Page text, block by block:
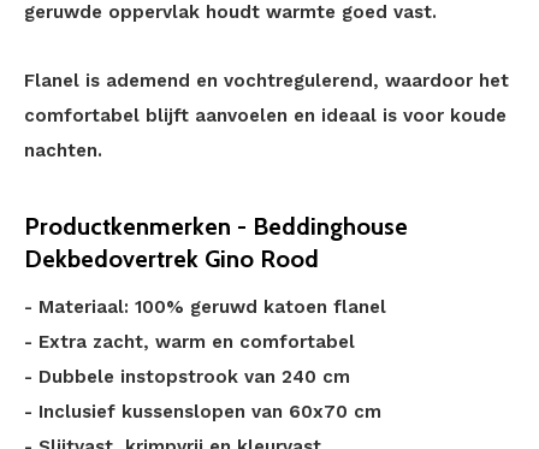
geruwde oppervlak houdt warmte goed vast.
Flanel is ademend en vochtregulerend, waardoor het
comfortabel blijft aanvoelen en ideaal is voor koude
nachten.
Productkenmerken - Beddinghouse
Dekbedovertrek Gino Rood
- Materiaal: 100% geruwd katoen flanel
- Extra zacht, warm en comfortabel
- Dubbele instopstrook van 240 cm
- Inclusief kussenslopen van 60x70 cm